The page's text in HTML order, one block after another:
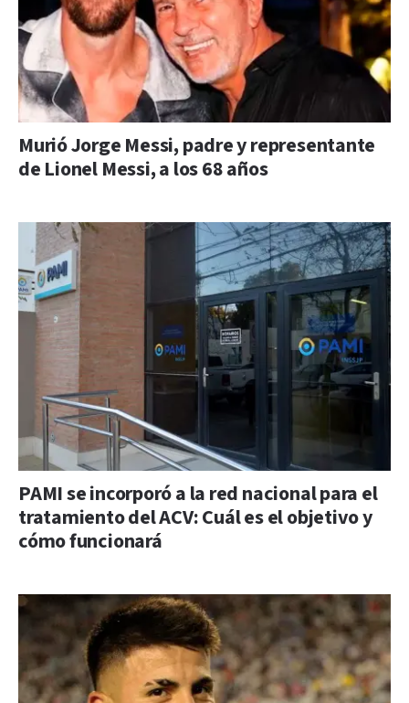
Murió Jorge Messi, padre y representante
de Lionel Messi, a los 68 años
PAMI se incorporó a la red nacional para el
tratamiento del ACV: Cuál es el objetivo y
cómo funcionará